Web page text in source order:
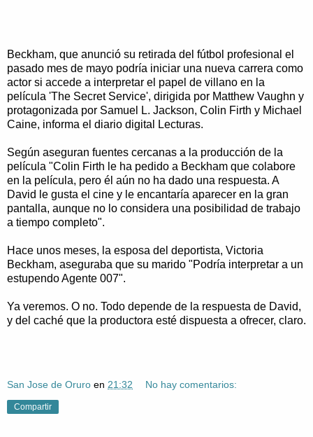
Beckham, que anunció su retirada del fútbol profesional el
pasado mes de mayo podría iniciar una nueva carrera como
actor si accede a interpretar el papel de villano en la
película 'The Secret Service', dirigida por Matthew Vaughn y
protagonizada por Samuel L. Jackson, Colin Firth y Michael
Caine, informa el diario digital Lecturas.
Según aseguran fuentes cercanas a la producción de la
película "Colin Firth le ha pedido a Beckham que colabore
en la película, pero él aún no ha dado una respuesta. A
David le gusta el cine y le encantaría aparecer en la gran
pantalla, aunque no lo considera una posibilidad de trabajo
a tiempo completo".
Hace unos meses, la esposa del deportista, Victoria
Beckham, aseguraba que su marido "Podría interpretar a un
estupendo Agente 007".
Ya veremos. O no. Todo depende de la respuesta de David,
y del caché que la productora esté dispuesta a ofrecer, claro.
San Jose de Oruro en 21:32 No hay comentarios:
Compartir